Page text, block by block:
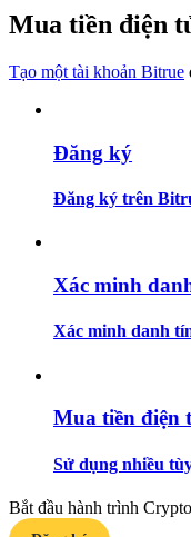
Trở thành Nhà
Thông tin
Phân tích dữ liệu
Mua tiền điện
Tạo một tài khoản Bitrue
Đăng ký
Đăng ký trên
Xác minh
Xác minh danh
Mua tiền điện
Sử dụng nhiều
Bắt đầu hành trình